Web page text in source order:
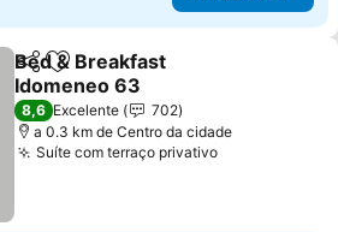
PartilharAdicionar aos favoritos
Bed & Breakfast
Idomeneo 63
Ver preços
8,6 Excelente
702
a 0.3 km de Centro da cidade
Suíte com terraço privativoVer preços